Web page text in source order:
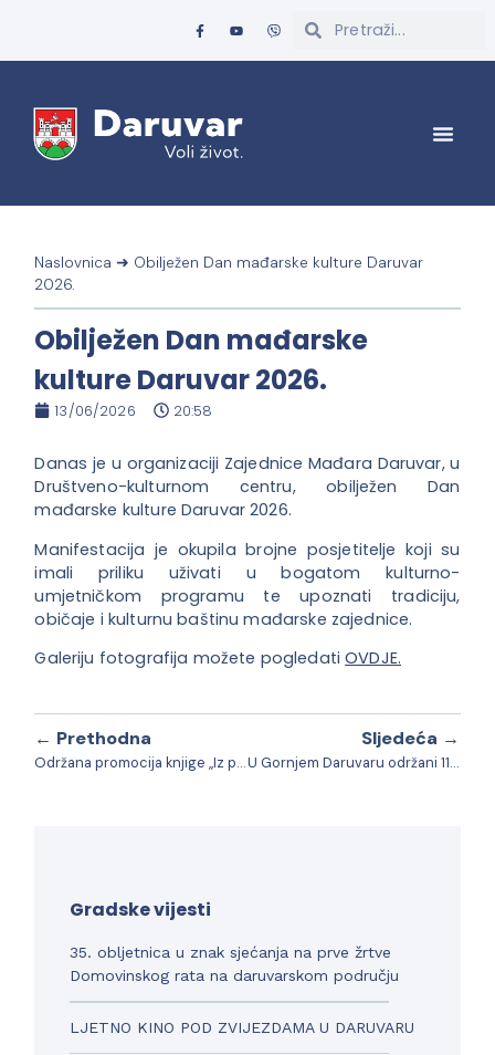
Naslovnica ➜ Obilježen Dan mađarske kulture Daruvar
2026.
Obilježen Dan mađarske
kulture Daruvar 2026.
13/06/2026 20:58
Danas je u organizaciji Zajednice Mađara Daruvar, u
Društveno-kulturnom centru, obilježen Dan
mađarske kulture Daruvar 2026.
Manifestacija je okupila brojne posjetitelje koji su
imali priliku uživati u bogatom kulturno-
umjetničkom programu te upoznati tradiciju,
običaje i kulturnu baštinu mađarske zajednice.
Galeriju fotografija možete pogledatiOVDJE.
← Prethodna
Održana promocija knjige „Iz povijesti Srba daruvarskog kraja“
Sljedeća →
U Gornjem Daruvaru održani 11. Dani bramboraka
Gradske vijesti
35. obljetnica u znak sjećanja na prve žrtve
Domovinskog rata na daruvarskom području
LJETNO KINO POD ZVIJEZDAMA U DARUVARU